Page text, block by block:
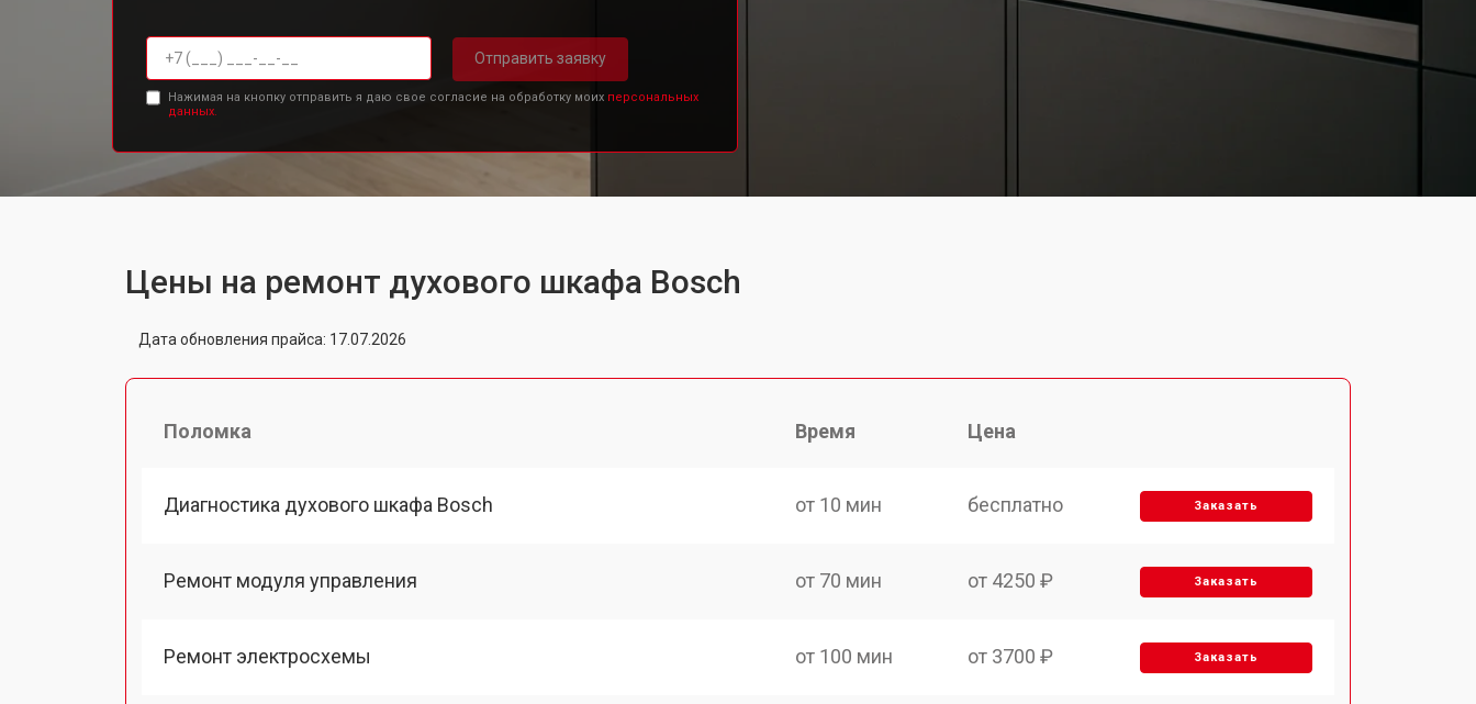
Отправить заявку
Нажимая на кнопку отправить я даю свое согласие на обработку моих персональных
данных.
Цены на ремонт духового шкафа Bosch
Дата обновления прайса: 17.07.2026
Поломка Время Цена
Диагностика духового шкафа Bosch от 10 мин бесплатно Заказать
Ремонт модуля управления от 70 мин от 4250 ₽ Заказать
Ремонт электросхемы от 100 мин от 3700 ₽ Заказать